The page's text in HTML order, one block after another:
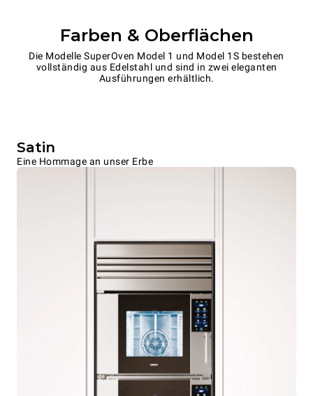
Farben & Oberflächen
Die Modelle SuperOven Model 1 und Model 1S bestehen
vollständig aus Edelstahl und sind in zwei eleganten
Ausführungen erhältlich.
Satin
Eine Hommage an unser Erbe